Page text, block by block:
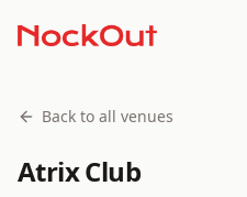
Back to all venues
Atrix Club